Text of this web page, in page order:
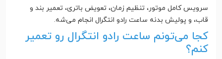
سرویس کامل موتور، تنظیم زمان، تعویض باتری، تعمیر بند و
قاب، و پولیش بدنه ساعت رادو انتگرال انجام می‌شه.
کجا می‌تونم ساعت رادو انتگرال رو تعمیر
کنم؟